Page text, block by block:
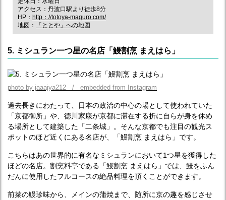
アクセス：丹波口駅より徒歩8分
HP： http：//totoya-maguro.com/
地図：
「ととや」への地図
5. ミシュラン一つ星の名店「鰻割烹 まえはら」
photo by jaaajya212 / embedded from Instagram
過去長きにわたって、日本の政治の中心の場として使われていた
「京都御所」や、徳川家康が京都に滞在する折に自らが身を休め
る場所として建築した「二条城」。そんな京都でも注目の観光ス
ポットのほど近くにある名店が、「鰻割烹 まえはら」です。
こちらはあの世界的に有名なミシュランにおいて1つ星を獲得した
ほどの名店。割烹料亭である「鰻割烹 まえはら」では、鰻をふん
だんに使用したフルコースの絶品料理を頂くことができます。
前菜の鰻珍味から、メインの蒲焼まで、随所に京の趣を感じさせ